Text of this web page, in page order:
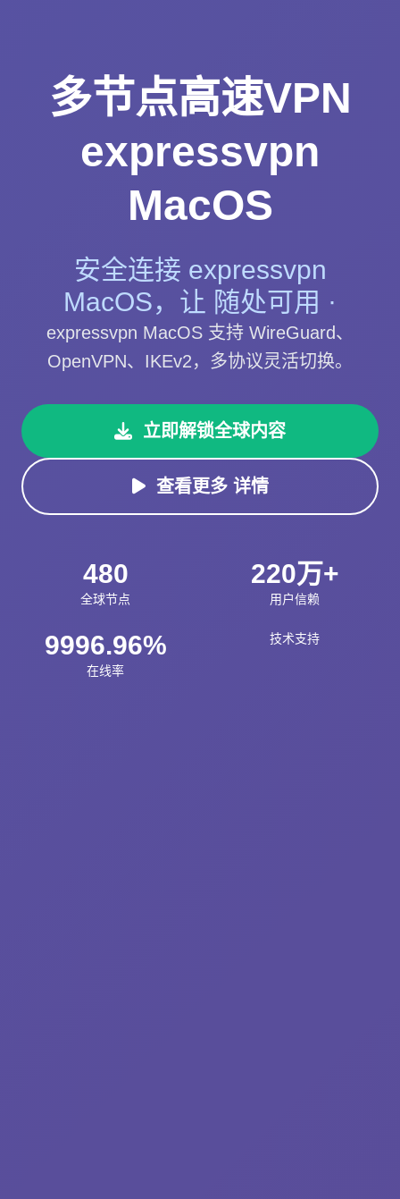
多节点高速VPN
expressvpn
MacOS
安全连接 expressvpn
MacOS，让 随处可用 ·
expressvpn MacOS 支持 WireGuard、
OpenVPN、IKEv2，多协议灵活切换。
立即解锁全球内容
查看更多 详情
480
全球节点
220万+
用户信赖
9996.96%
在线率
技术支持